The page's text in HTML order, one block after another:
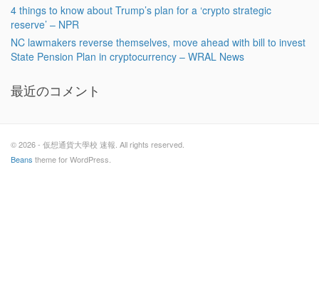
4 things to know about Trump’s plan for a ‘crypto strategic
reserve’ – NPR
NC lawmakers reverse themselves, move ahead with bill to invest
State Pension Plan in cryptocurrency – WRAL News
最近のコメント
© 2026 - 仮想通貨大學校 速報. All rights reserved.
Beans theme for WordPress.